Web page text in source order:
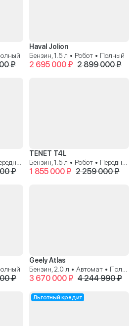
₽
Haval Jolion
Бензин, 1.5 л • Робот • Полный
2 695 000 ₽ 2 899 000 ₽
₽
TENET T4L
1 855 000 ₽ 2 259 000 ₽
₽
Geely Atlas
3 670 000 ₽ 4 244 990 ₽
Льготный кредит